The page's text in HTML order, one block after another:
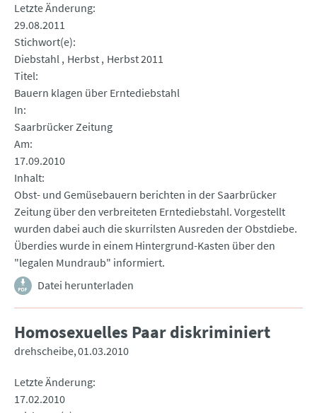
Letzte Änderung
29.08.2011
Stichwort(e)
Diebstahl Herbst Herbst 2011
Titel
Bauern klagen über Erntediebstahl
In
Saarbrücker Zeitung
Am
17.09.2010
Inhalt
Obst- und Gemüsebauern berichten in der Saarbrücker
Zeitung über den verbreiteten Erntediebstahl. Vorgestellt
wurden dabei auch die skurrilsten Ausreden der Obstdiebe.
Überdies wurde in einem Hintergrund-Kasten über den
"legalen Mundraub" informiert.
Datei herunterladen
Homosexuelles Paar diskriminiert
drehscheibe 01.03.2010
Letzte Änderung
17.02.2010